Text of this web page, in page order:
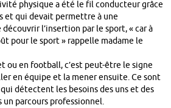
physique a été le fil conducteur grâce
et qui devait permettre à une
l’insertion par le sport, « car à
pour le sport » rappelle madame le
ou en football, c’est peut-être le signe
en équipe et la mener ensuite. Ce sont
détectent les besoins des uns et des
parcours professionnel.